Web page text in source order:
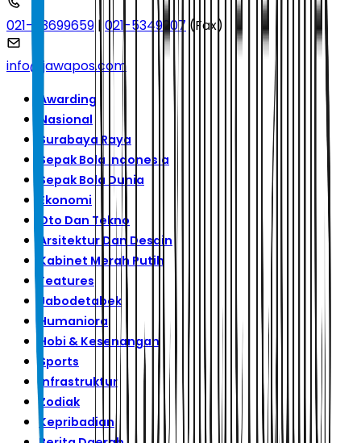
021-53699659 | 021-5349207 (Fax)
info@jawapos.com
Awarding
Nasional
Surabaya Raya
Sepak Bola Indonesia
Sepak Bola Dunia
Ekonomi
Oto Dan Tekno
Arsitektur Dan Desain
Kabinet Merah Putih
Features
Jabodetabek
Humaniora
Hobi & Kesenangan
Sports
Infrastruktur
Zodiak
Kepribadian